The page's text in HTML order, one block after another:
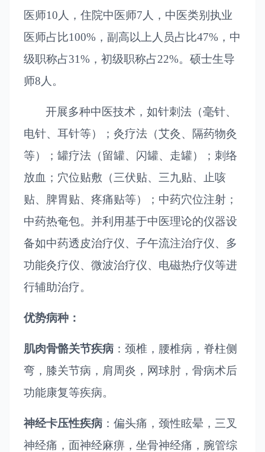
医师10人，住院中医师7人，中医类别执业
医师占比100%，副高以上人员占比47%，中
级职称占31%，初级职称占22%。硕士生导
师8人。
开展多种中医技术，如针刺法（毫针、
电针、耳针等）；灸疗法（艾灸、隔药物灸
等）；罐疗法（留罐、闪罐、走罐）；刺络
放血；穴位贴敷（三伏贴、三九贴、止咳
贴、脾胃贴、疼痛贴等）；中药穴位注射；
中药热奄包。并利用基于中医理论的仪器设
备如中药透皮治疗仪、子午流注治疗仪、多
功能灸疗仪、微波治疗仪、电磁热疗仪等进
行辅助治疗。
优势病种：
肌肉骨骼关节疾病 ：颈椎，腰椎病，脊柱侧
弯，膝关节病，肩周炎，网球肘，骨病术后
功能康复等疾病。
神经卡压性疾病 ：偏头痛，颈性眩晕，三叉
神经痛，面神经麻痹，坐骨神经痛，腕管综